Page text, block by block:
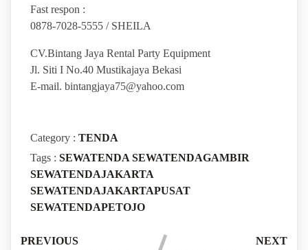
Fast respon :
0878-7028-5555 / SHEILA
CV.Bintang Jaya Rental Party Equipment
Jl. Siti I No.40 Mustikajaya Bekasi
E-mail. bintangjaya75@yahoo.com
Category : TENDA
Tags : SEWATENDA SEWATENDAGAMBIR
SEWATENDAJAKARTA
SEWATENDAJAKARTAPUSAT
SEWATENDAPETOJO
PREVIOUS
NEXT